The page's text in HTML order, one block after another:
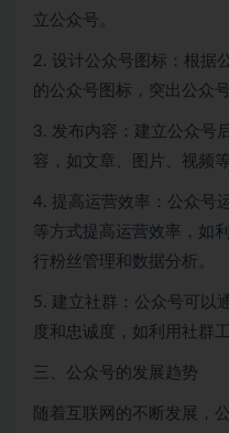
立公众号。
2. 设计公众号图标：根据
的公众号图标，突出公众
3. 发布内容：建立公众号
容，如文章、图片、视频
4. 提高运营效率：公众号
等方式提高运营效率，如
行粉丝管理和数据分析。
5. 建立社群：公众号可以
度和忠诚度，如利用社群
三、公众号的发展趋势
随着互联网的不断发展，